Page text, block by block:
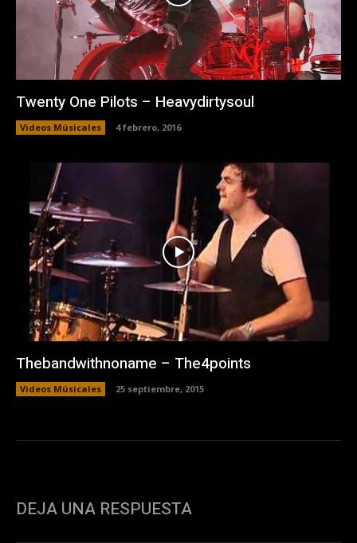
Twenty One Pilots – Heavydirtysoul
Videos Músicales 4 febrero, 2016
Thebandwithnoname – The4points
Videos Músicales 25 septiembre, 2015
DEJA UNA RESPUESTA